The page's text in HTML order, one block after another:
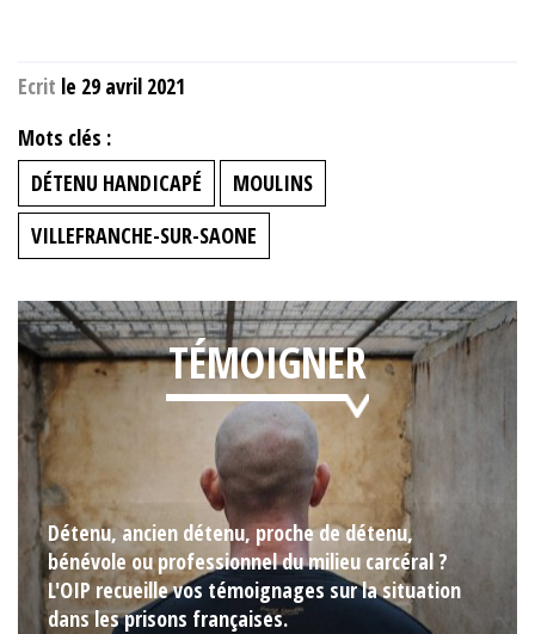
Ecrit le 29 avril 2021
Mots clés :
DÉTENU HANDICAPÉ
MOULINS
VILLEFRANCHE-SUR-SAONE
TÉMOIGNER
Détenu, ancien détenu, proche de détenu,
bénévole ou professionnel du milieu carcéral ?
L'OIP recueille vos témoignages sur la situation
dans les prisons françaises.